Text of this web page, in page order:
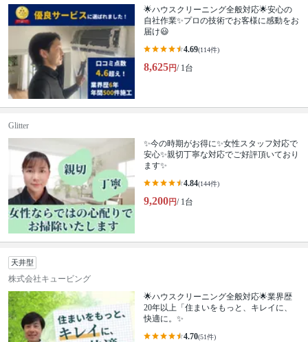
🌟ハウスクリーニング全般対応🌟安心の
自社作業✨プロの技術でお客様に感動をお
届け😃
4.69(114件)
8,625円/ 1台
Glitter
✨今の時期がお得に✨女性スタッフ対応で
安心✨親切丁寧な対応でご好評頂いており
ます✨
4.84(144件)
9,200円/ 1台
天井型
株式会社キュービング
🌟ハウスクリーニング全般対応🌟業界歴
20年以上「住まいをもっと、キレイに、
快適に。✨
4.70(51件)